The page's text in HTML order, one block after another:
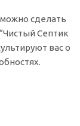
сделать
Септик
вас о